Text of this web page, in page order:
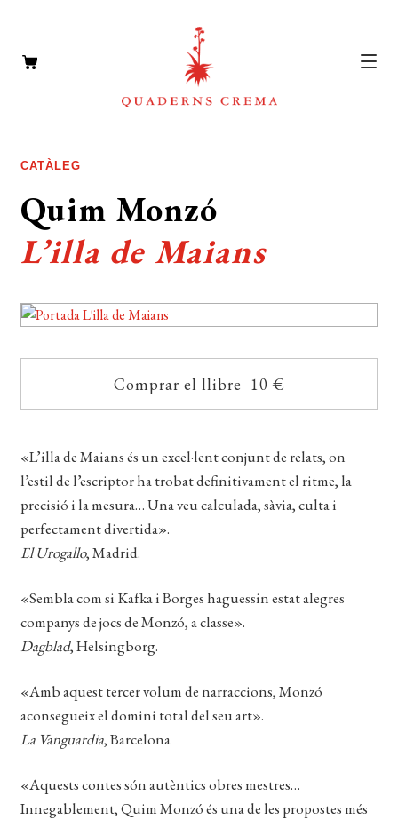
NOTÍCIES
L’EDITORIAL
el
menú
FOREIGN RIGHTS
CONTACTE
CERCAR
WISHLIST
CATÀLEG
Quim Monzó
L’illa de Maians
Comprar el llibre 10 €
«L’illa de Maians és un excel·lent conjunt de relats, on
l’estil de l’escriptor ha trobat definitivament el ritme, la
precisió i la mesura… Una veu calculada, sàvia, culta i
perfectament divertida».
El Urogallo, Madrid.
«Sembla com si Kafka i Borges haguessin estat alegres
companys de jocs de Monzó, a classe».
Dagblad, Helsingborg.
«Amb aquest tercer volum de narraccions, Monzó
aconsegueix el domini total del seu art».
La Vanguardia, Barcelona
«Aquests contes són autèntics obres mestres…
Innegablement, Quim Monzó és una de les propostes més